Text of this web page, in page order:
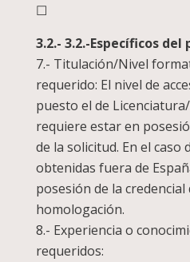
☐
3.2.- 3.2.-Específicos del
7.- Titulación/Nivel
requerido: El nivel de
puesto el de
requiere estar en
de la solicitud. En el caso
obtenidas fuera de
posesión de la
homologación.
8.- Experiencia o
requeridos: